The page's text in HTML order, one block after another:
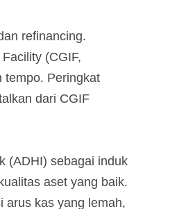
refinancing.
(CGIF,
tempo. Peringkat
dari CGIF
(ADHI) sebagai induk
aset yang baik.
arus kas yang lemah,